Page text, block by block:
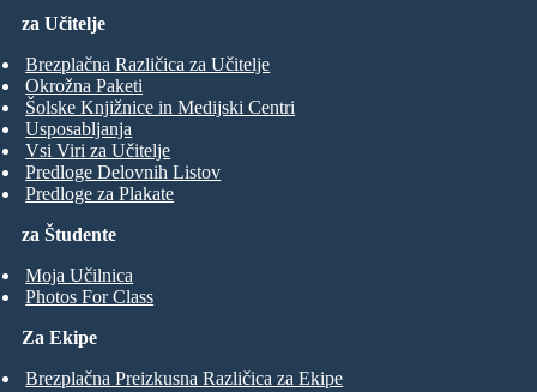
za Študente
Moja Učilnica
Photos For Class
za Učitelje
Brezplačna Različica za Učitelje
Okrožna Paketi
Šolske Knjižnice in Medijski Centri
Usposabljanja
Vsi Viri za Učitelje
Predloge Delovnih Listov
Predloge za Plakate
Za Ekipe
Brezplačna Preizkusna Različica za Ekipe